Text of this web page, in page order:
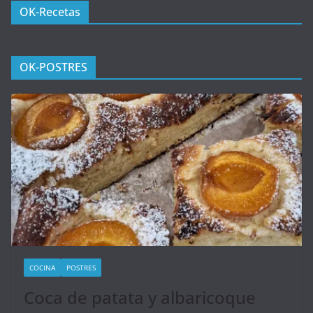
OK-Recetas
OK-POSTRES
COCINA POSTRES
Coca de patata y albaricoque